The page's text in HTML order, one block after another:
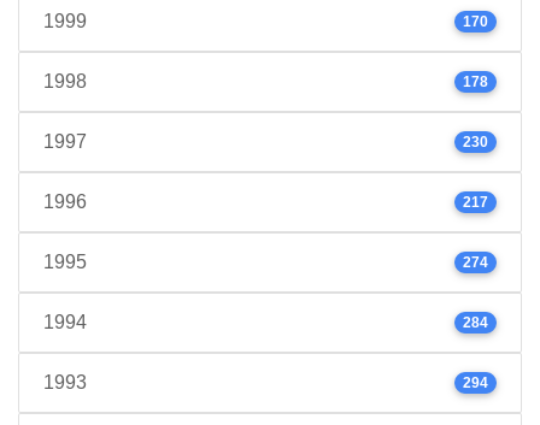
1999 170
1998 178
1997 230
1996 217
1995 274
1994 284
1993 294